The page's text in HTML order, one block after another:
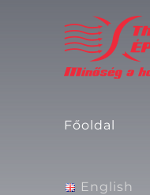
Főoldal
English